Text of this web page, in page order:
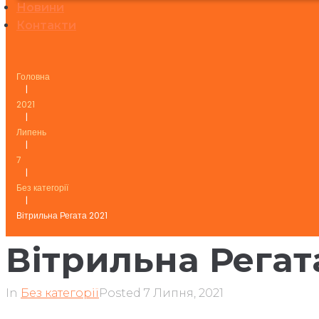
Новини
Контакти
Головна
|
2021
|
Липень
|
7
|
Без категорії
|
Вітрильна Регата 2021
Вітрильна
In Без категоріїPosted 7 Липня, 2021